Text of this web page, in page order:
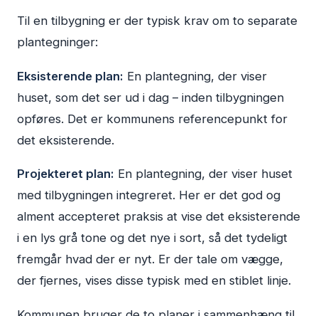
Til en tilbygning er der typisk krav om to separate
plantegninger:
Eksisterende plan: En plantegning, der viser
huset, som det ser ud i dag – inden tilbygningen
opføres. Det er kommunens referencepunkt for
det eksisterende.
Projekteret plan: En plantegning, der viser huset
med tilbygningen integreret. Her er det god og
alment accepteret praksis at vise det eksisterende
i en lys grå tone og det nye i sort, så det tydeligt
fremgår hvad der er nyt. Er der tale om vægge,
der fjernes, vises disse typisk med en stiblet linje.